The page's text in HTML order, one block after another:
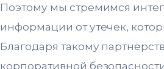
Поэтому мы стремимся
информации от утечек,
Благодаря такому
корпоративной